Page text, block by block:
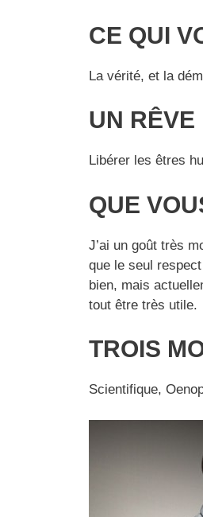
CE QUI
La vérité, et la
UN RÊVE
Libérer les êtres
QUE
J’ai un goût très
que le seul
bien, mais
tout être très utile.
TROIS
Scientifique,